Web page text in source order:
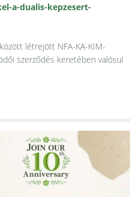
a-dualis-kepzesert-
létrejött NFA-KA-KIM-
szerződés keretében valósul